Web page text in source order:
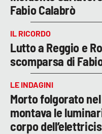
Fabio Calabrò
IL RICORDO
Lutto a Reggio e
scomparsa di
LE INDAGINI
Morto folgorato
montava le
corpo